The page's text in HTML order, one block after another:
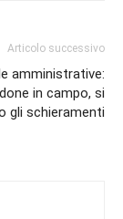
Articolo successivo
amministrative:
in campo, si
gli schieramenti